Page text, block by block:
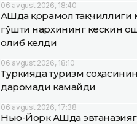
06 avgust 2026, 18:40
АҚШда қорамол тақчиллиги
гўшти нархининг кескин
олиб келди
06 avgust 2026, 18:10
Туркияда туризм
даромади камайди
06 avgust 2026, 17:38
Нью-Йорк АҚШда